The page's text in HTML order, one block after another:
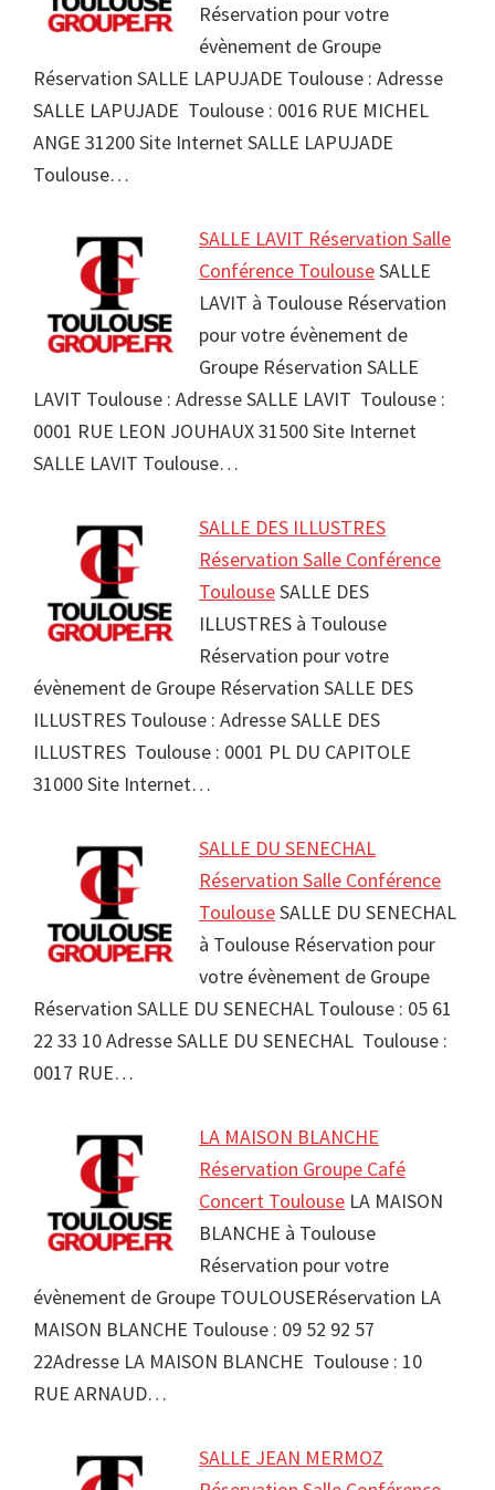
Réservation pour votre
évènement de Groupe
Réservation SALLE LAPUJADE Toulouse : Adresse
SALLE LAPUJADE Toulouse : 0016 RUE MICHEL
ANGE 31200 Site Internet SALLE LAPUJADE
Toulouse…
SALLE LAVIT Réservation Salle
Conférence ToulouseSALLE
LAVIT à Toulouse Réservation
pour votre évènement de
Groupe Réservation SALLE
LAVIT Toulouse : Adresse SALLE LAVIT Toulouse :
0001 RUE LEON JOUHAUX 31500 Site Internet
SALLE LAVIT Toulouse…
SALLE DES ILLUSTRES
Réservation Salle Conférence
ToulouseSALLE DES
ILLUSTRES à Toulouse
Réservation pour votre
évènement de Groupe Réservation SALLE DES
ILLUSTRES Toulouse : Adresse SALLE DES
ILLUSTRES Toulouse : 0001 PL DU CAPITOLE
31000 Site Internet…
SALLE DU SENECHAL
Réservation Salle Conférence
ToulouseSALLE DU SENECHAL
à Toulouse Réservation pour
votre évènement de Groupe
Réservation SALLE DU SENECHAL Toulouse : 05 61
22 33 10 Adresse SALLE DU SENECHAL Toulouse :
0017 RUE…
LA MAISON BLANCHE
Réservation Groupe Café
Concert Toulouse LA MAISON
BLANCHE à Toulouse
Réservation pour votre
évènement de Groupe TOULOUSERéservation LA
MAISON BLANCHE Toulouse : 09 52 92 57
22Adresse LA MAISON BLANCHE Toulouse : 10
RUE ARNAUD…
SALLE JEAN MERMOZ